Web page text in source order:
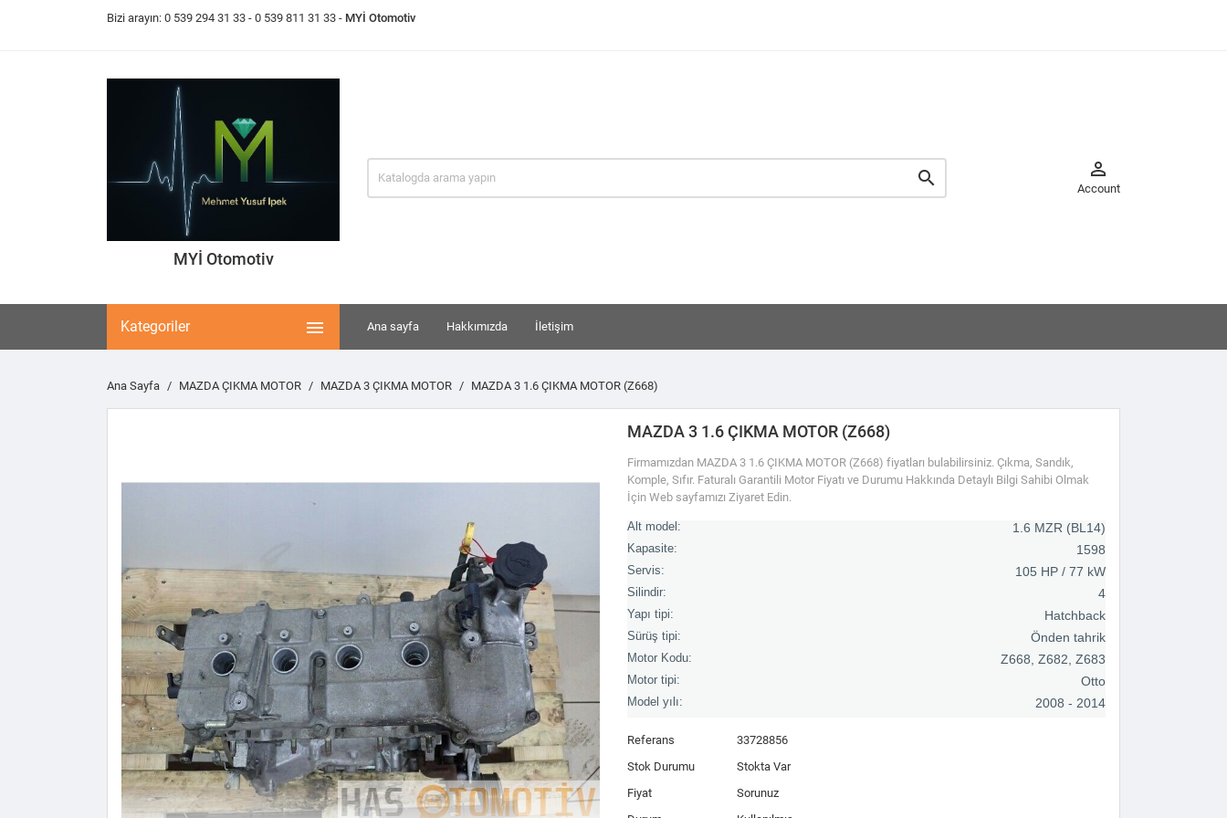
Bizi arayın: 0 539 294 31 33 - 0 539 811 31 33 - MYİ Otomotiv
MYİ Otomotiv
 
Account
Kategoriler  Ana sayfa Hakkımızda İletişim
Ana Sayfa MAZDA ÇIKMA MOTOR MAZDA 3 ÇIKMA MOTOR MAZDA 3 1.6 ÇIKMA MOTOR (Z668)
MAZDA 3 1.6 ÇIKMA MOTOR (Z668)
Firmamızdan MAZDA 3 1.6 ÇIKMA MOTOR (Z668) fiyatları bulabilirsiniz. Çıkma, Sandık,
Komple, Sıfır. Faturalı Garantili Motor Fiyatı ve Durumu Hakkında Detaylı Bilgi Sahibi Olmak
İçin Web sayfamızı Ziyaret Edin.
Alt model: 1.6 MZR (BL14)
Kapasite: 1598
Servis: 105 HP / 77 kW
Silindir: 4
Yapı tipi: Hatchback
Sürüş tipi: Önden tahrik
Motor Kodu: Z668, Z682, Z683
Motor tipi: Otto
Model yılı: 2008 - 2014
Referans
33728856
Stok Durumu
Stokta Var
Fiyat
Sorunuz